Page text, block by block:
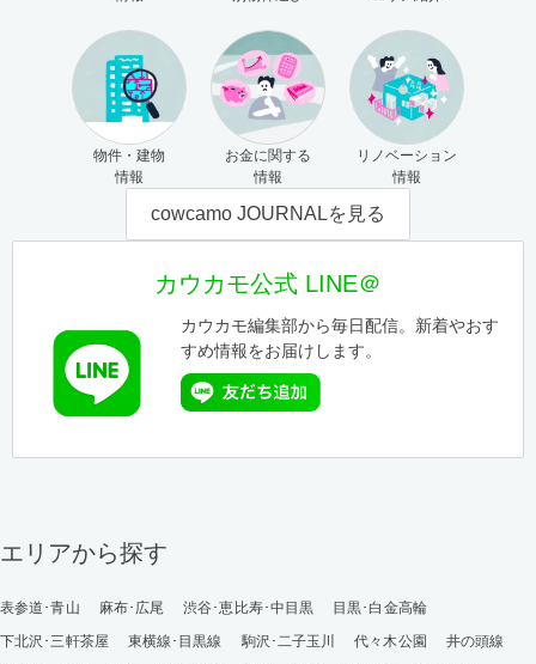
物件・建物
情報
お金に関する
情報
リノベーション
情報
cowcamo JOURNALを見る
カウカモ公式 LINE＠
カウカモ編集部から毎日配信。新着やおす
すめ情報をお届けします。
エリアから探す
表参道･青山 麻布･広尾 渋谷･恵比寿･中目黒
目黒･白金高輪
下北沢･三軒茶屋
東横線･目黒線 駒沢･二子玉川 代々木公園
井の頭線